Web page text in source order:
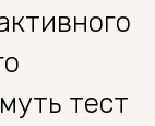
тест